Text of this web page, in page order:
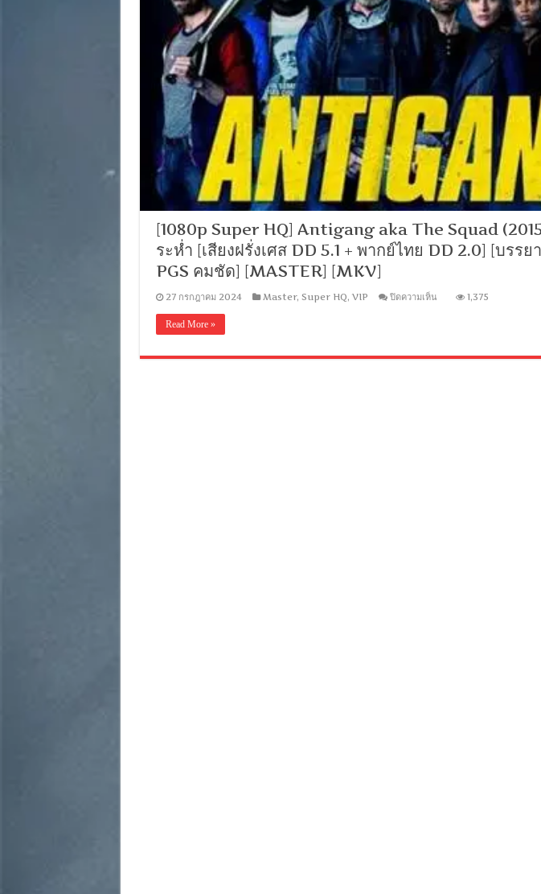
[1080p Super HQ] Antigang aka The Squad
ระห่ำ [เสียงฝรั่งเศส DD 5.1 + พากย์ไทย DD 2.0] [บรร
PGS คมชัด] [MASTER] [MKV]
27 กรกฎาคม 2024 Master, Super HQ, VIP ปิดความเห็นบน
aka
1,375
Read More »